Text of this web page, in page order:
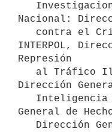
Nacional:
INTERPOL,
Represión
Dirección
General de